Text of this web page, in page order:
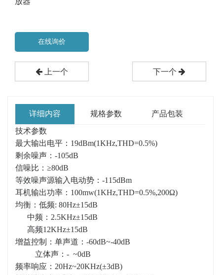
在线询价
上一个 下一个
详细内容 规格参数 产品包装
技术参数
最大输出电平：19dBm(1KHz,THD=0.5%)
剩余噪声：-105dB
信噪比：≥80dB
等效噪声源输入电动势：-115dBm
耳机输出功率：100mw(1KHz,THD=0.5%,200Ω)
均衡：低频: 80Hz±15dB
中频：2.5KHz±15dB
高频12KHz±15dB
增益控制：单声道：-60dB~-40dB
立体声：- ~0dB
频率响应：20Hz~20KHz(±3dB)